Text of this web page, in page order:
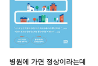
병원에 가면 정상이라는데